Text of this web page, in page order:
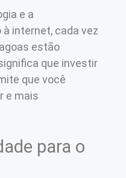
e a
internet, cada vez
estão
que investir
que você
e mais
para o